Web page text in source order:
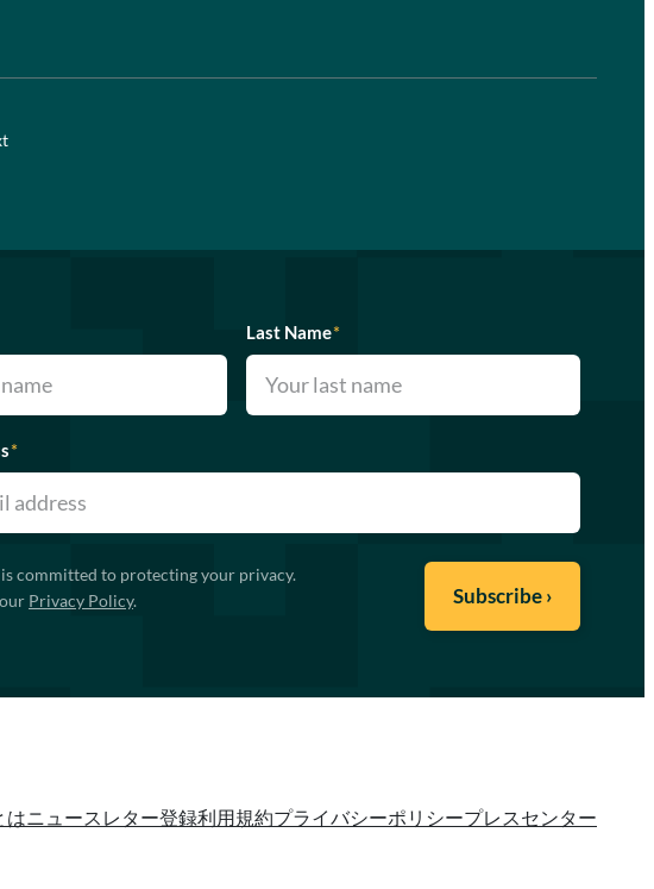
Last Name*
*
committed to protecting your privacy.
Privacy Policy.
はニュースレター登録利用規約プライバシーポリシープレスセンター